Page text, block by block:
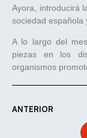
Ayora, introducirá
sociedad española
A lo largo del
piezas en los
organismos
ANTERIOR